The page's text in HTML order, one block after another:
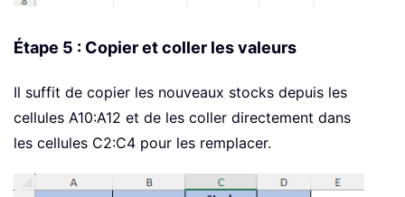
Étape 5 : Copier et coller les valeurs
Il suffit de copier les nouveaux stocks depuis les
cellules A10:A12 et de les coller directement dans
les cellules C2:C4 pour les remplacer.